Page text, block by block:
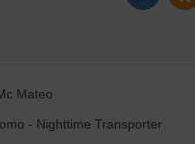
Mateo
- Nighttime Transporter